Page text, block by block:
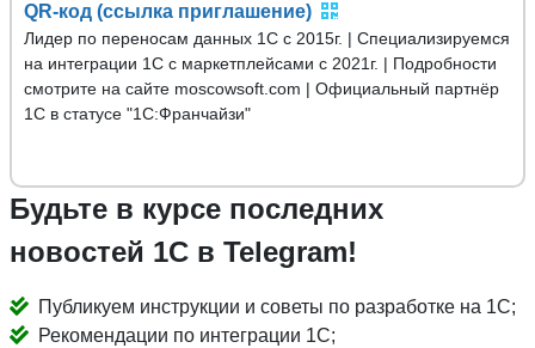
QR-код (ссылка приглашение)
Лидер по переносам данных 1С с 2015г. | Специализируемся
на интеграции 1С с маркетплейсами с 2021г. | Подробности
смотрите на сайте moscowsoft.com | Официальный партнёр
1С в статусе "1С:Франчайзи"
Будьте в курсе последних
новостей 1С в Telegram!
Публикуем инструкции и советы по разработке на 1С;
Рекомендации по интеграции 1С;